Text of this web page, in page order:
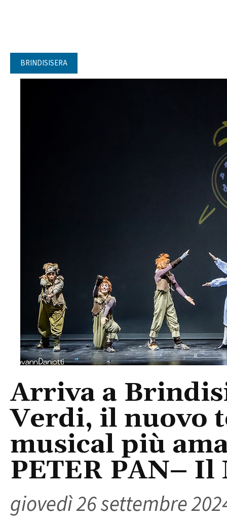
BRINDISISERA
Arriva a
Verdi, il nuovo
musical più
PETER PAN– Il
giovedì 26 settembre